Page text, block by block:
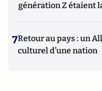
génération Z étaient
7Retour au pays : un
culturel d’une nation